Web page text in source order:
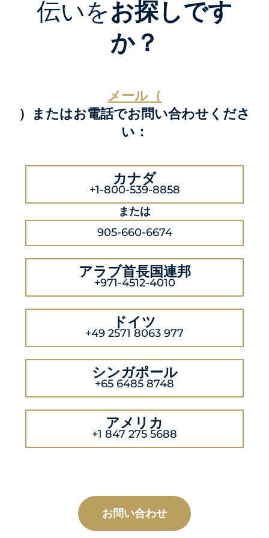
伝いをお探しです
か？
メール（
）またはお電話でお問い合わせくださ
い：
カナダ
+1-800-539-8858
または
905-660-6674
アラブ首長国連邦
+971-4512-4010
ドイツ
+49 2571 8063 977
シンガポール
+65 6485 8748
アメリカ
+1 847 275 5688
お問い合わせ